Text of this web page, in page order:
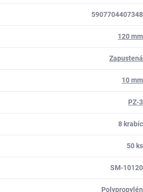
5907704407348
120 mm
Zapustená
10 mm
PZ-3
8 krabíc
50 ks
SM-10120
Polypropylén